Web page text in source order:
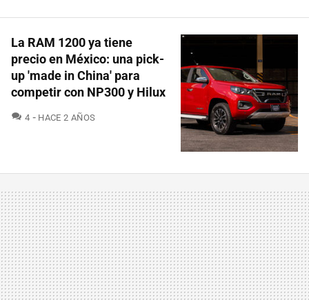
La RAM 1200 ya tiene
precio en México: una pick-
up 'made in China' para
competir con NP300 y Hilux
4 COMENTARIOS
HACE 2 AÑOS